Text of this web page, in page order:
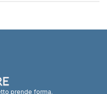
prende forma.